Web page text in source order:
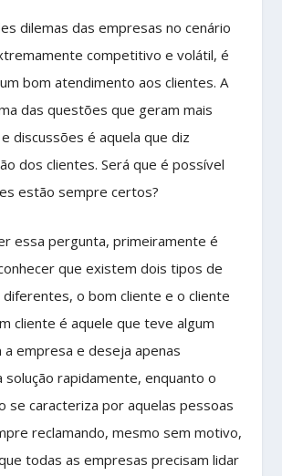
dilemas das empresas no cenário
competitivo e volátil, é
bom atendimento aos clientes. A
das questões que geram mais
discussões é aquela que diz
dos clientes. Será que é possível
estão sempre certos?
essa pergunta, primeiramente é
que existem dois tipos de
o bom cliente e o cliente
cliente é aquele que teve algum
a empresa e deseja apenas
solução rapidamente, enquanto o
se caracteriza por aquelas pessoas
reclamando, mesmo sem motivo,
todas as empresas precisam lidar